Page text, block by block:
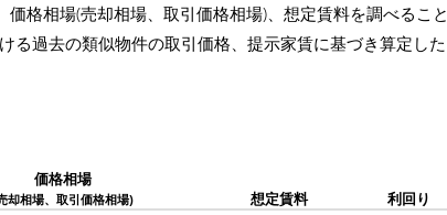
格相場(売却相場、取引価格相場)、想定賃料を調べること
過去の類似物件の取引価格、提示家賃に基づき算定した
価格相場
却相場、取引価格相場) 想定賃料 利回り